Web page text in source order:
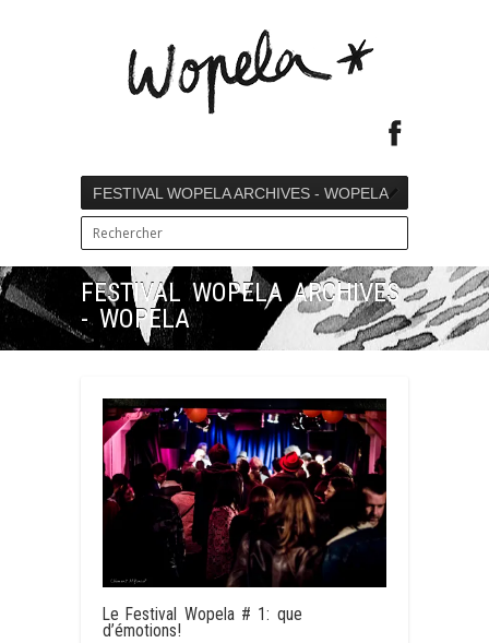
FESTIVAL WOPELA ARCHIVES - WOPELA
FESTIVAL WOPELA ARCHIVES
- WOPELA
Le Festival Wopela # 1: que
d’émotions!